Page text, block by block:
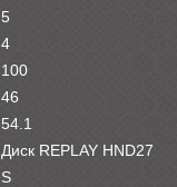
5
4
100
46
54.1
Диск REPLAY HND27
S